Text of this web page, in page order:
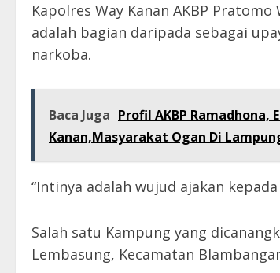
Kapolres Way Kanan AKBP
adalah bagian daripada sebagai
narkoba.
Baca Juga Profil AKBP Ramadhona,
Kanan,Masyarakat Ogan Di
“Intinya adalah wujud ajakan
Salah satu Kampung yang
Lembasung, Kecamatan